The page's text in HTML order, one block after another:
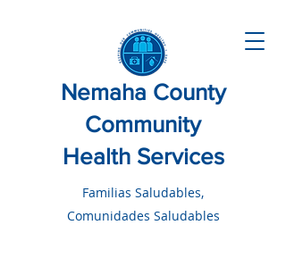
Nemaha County
Community
Health Services
Familias Saludables,
Comunidades Saludables